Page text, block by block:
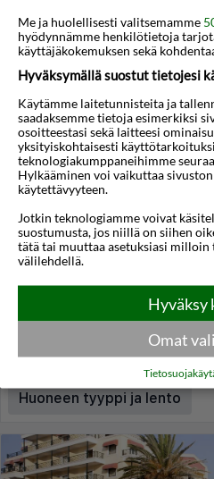
◀︎
Mikelina Boutique Hotel
Mati,Peloponnesos,Kreikka
Ateena
Meno:
ti 06 loka 06:50
10:35
Yöt:
4
Huoneen tyyppi ja lento
Me ja huolellisesti valitsemamme
hyödynnämme henkilötietoja
käyttäjäkokemuksen sekä
Hyväksymällä suostut tietojesi
Käytämme laitetunnisteita ja
saadaksemme tietoja esimerkiksi
osoitteestasi sekä laitteesi
yksityiskohtaisesti
teknologiakumppaneihimme
Hylkääminen voi vaikuttaa
käytettävyyteen.
Jotkin teknologiamme voivat
suostumusta, jos niillä on siihen
tätä tai muuttaa asetuksiasi milloin
välilehdellä.
Hyväksy
Omat